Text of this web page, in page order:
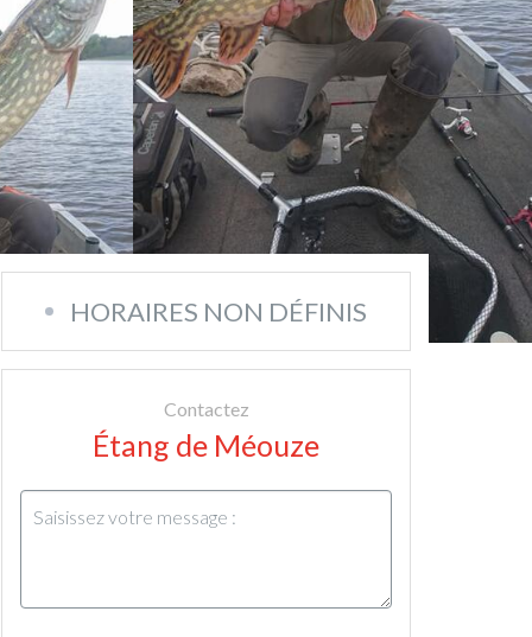
HORAIRES NON DÉFINIS
Contactez
Étang de Méouze